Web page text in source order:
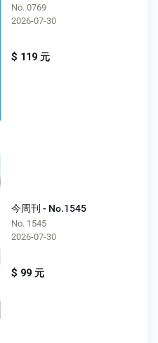
No. 0769
2026-07-30
$ 119 元
今周刊 - No.1545
No. 1545
2026-07-30
$ 99 元